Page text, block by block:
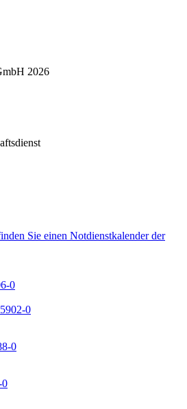
2026
Sie einen Notdienstkalender der
0
0
0
0